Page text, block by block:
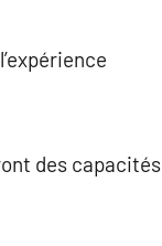
des capacités